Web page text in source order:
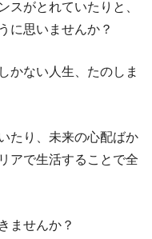
スがとれていたりと、
に思いませんか？
かない人生、たのしま
たり、未来の心配ばか
アで生活することで全
ませんか？